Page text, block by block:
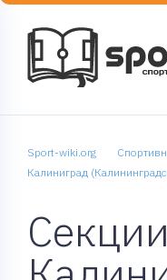
Sport-wiki.org
Калиниград